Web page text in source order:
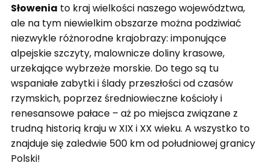
Słowenia to kraj wielkości naszego województwa,
ale na tym niewielkim obszarze można podziwiać
niezwykle różnorodne krajobrazy: imponujące
alpejskie szczyty, malownicze doliny krasowe,
urzekające wybrzeże morskie. Do tego są tu
wspaniałe zabytki i ślady przeszłości od czasów
rzymskich, poprzez średniowieczne kościoły i
renesansowe pałace – aż po miejsca związane z
trudną historią kraju w XIX i XX wieku. A wszystko to
znajduje się zaledwie 500 km od południowej granicy
Polski!